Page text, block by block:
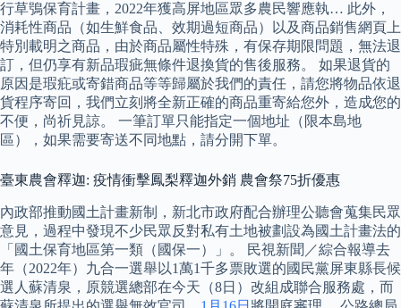
行草鴞保育計畫，2022年獲高屏地區眾多農民響應執… 此外，
消耗性商品（如生鮮食品、效期過短商品）以及商品銷售網頁上
特別載明之商品，由於商品屬性特殊，有保存期限問題，無法退
訂，但仍享有新品瑕疵無條件退換貨的售後服務。 如果退貨的
原因是瑕疪或寄錯商品等等歸屬於我們的責任，請您將物品依退
貨程序寄回，我們立刻將全新正確的商品重寄給您外，造成您的
不便，尚祈見諒。 一筆訂單只能指定一個地址（限本島地
區），如果需要寄送不同地點，請分開下單。
臺東農會釋迦: 疫情衝擊鳳梨釋迦外銷 農會祭75折優惠
內政部推動國土計畫新制，新北市政府配合辦理公聽會蒐集民眾
意見，過程中發現不少民眾反對私有土地被劃設為國土計畫法的
「國土保育地區第一類（國保一）」。 民視新聞／綜合報導去
年（2022年）九合一選舉以1萬1千多票敗選的國民黨屏東縣長候
選人蘇清泉，原競選總部在今天（8日）改組成聯合服務處，而